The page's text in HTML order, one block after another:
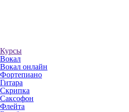
Курсы
Вокал
Вокал онлайн
Фортепиано
Гитара
Скрипка
Саксофон
Флейта